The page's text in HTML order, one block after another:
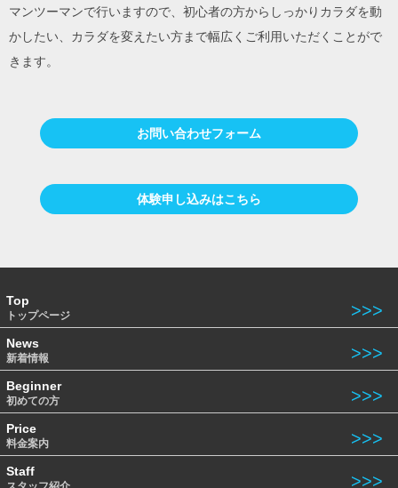
マンツーマンで行いますので、初心者の方からしっかりカラダを動
かしたい、カラダを変えたい方まで幅広くご利用いただくことがで
きます。
お問い合わせフォーム
体験申し込みはこちら
Top
トップページ
News
新着情報
Beginner
初めての方
Price
料金案内
Staff